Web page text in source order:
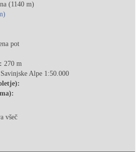
(1140 m)
pot
270 m
Alpe 1:50.000
všeč